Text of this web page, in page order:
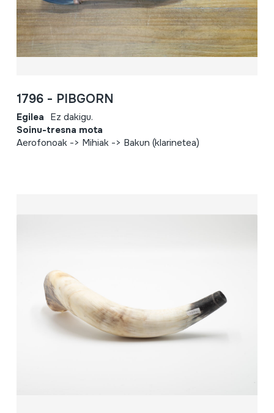
1796 - PIBGORN
Egilea Ez dakigu.
Soinu-tresna mota
Aerofonoak -> Mihiak -> Bakun (klarinetea)